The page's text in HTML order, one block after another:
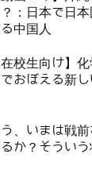
：日本で日本
中国人
在校生向け】
おぼえる新
、いまは戦
か？そういう